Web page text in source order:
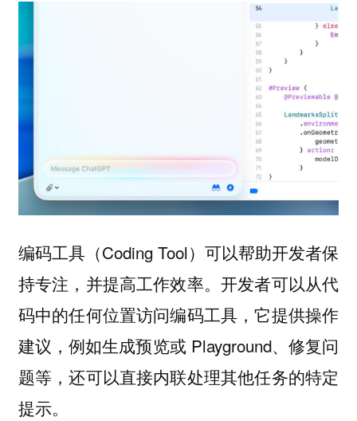
编码工具（Coding Tool）可以帮助开发者保
持专注，并提高工作效率。开发者可以从代
码中的任何位置访问编码工具，它提供操作
建议，例如生成预览或 Playground、修复问
题等，还可以直接内联处理其他任务的特定
提示。